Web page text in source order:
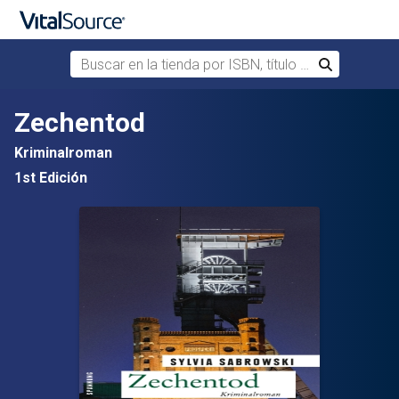
Saltar al contenido principal
Buscar en la tienda por ISBN, título o autor
Buscar
Zechentod
Kriminalroman
1st Edición